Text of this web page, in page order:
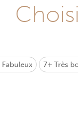
Fabuleux 7+Très